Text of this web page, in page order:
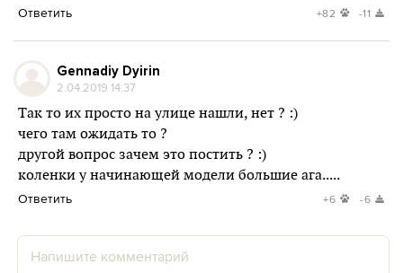
Ответить +82 -11
Gennadiy Dyirin
2.04.2019 14:37
Так то их просто на улице нашли, нет ? :)
чего там ожидать то ?
другой вопрос зачем это постить ? :)
коленки у начинающей модели большие ага.....
Ответить +6 -6